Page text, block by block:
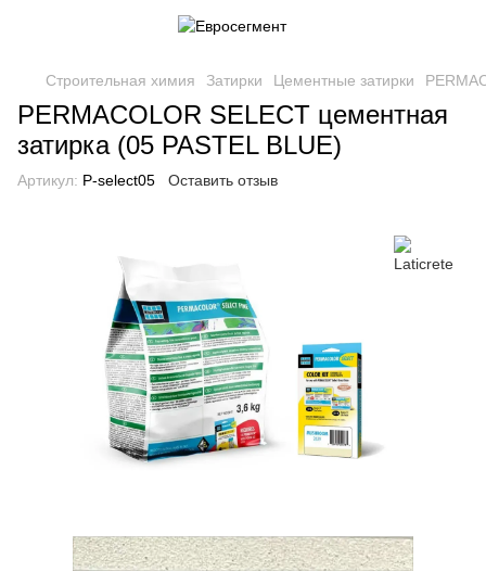
Строительная химия Затирки Цементные затирки
PERMACOLOR SELECT цементная
затирка (05 PASTEL BLUE)
Артикул: P-select05 Оставить отзыв